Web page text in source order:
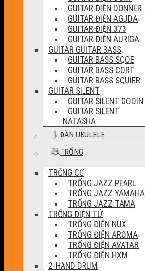
GUITAR ĐIỆN DONNER
GUITAR ĐIỆN AGUDA
GUITAR ĐIỆN 373
GUITAR ĐIỆN AURIGA
GUITAR GUITAR BASS
GUITAR BASS SQOE
GUITAR BASS CORT
GUITAR BASS SQUIER
GUITAR SILENT
GUITAR SILENT GODIN
GUITAR SILENT
NATASHA
ĐÀN UKULELE
TRỐNG
TRỐNG CƠ
TRỐNG JAZZ PEARL
TRỐNG JAZZ YAMAHA
TRỐNG JAZZ TAMA
TRỐNG ĐIỆN TỬ
TRỐNG ĐIỆN NUX
TRỐNG ĐIỆN AROMA
TRỐNG ĐIỆN AVATAR
TRỐNG ĐIỆN HXM
2-HAND DRUM